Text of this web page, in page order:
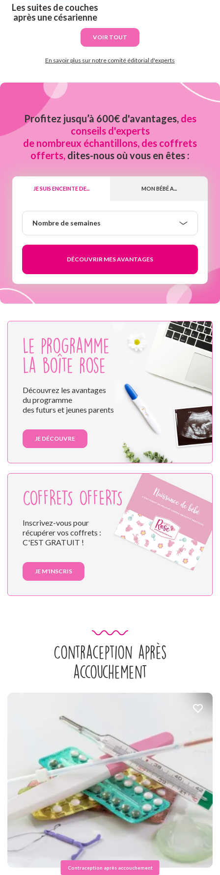
Les suites de couches
après une césarienne
VOIR TOUT
En savoir plus sur notre comité éditorial d'experts
Profitez jusqu’à 600€ d'avantages, des
conseils d'experts
de nombreux échantillons, des coffrets
offerts, dites-nous où vous en êtes :
JE SUIS ENCEINTE DE... MON BÉBÉ A...
semaines
Nombre de semaines
Le programme
la boîte rose
Découvrez les avantages
du programme
des futurs et jeunes parents
JE DÉCOUVRE
COFFRETS OFFERTS
Inscrivez-vous pour
récupérer vos coffrets :
C'EST GRATUIT !
JE M'INSCRIS
Contraception après
accouchement
Contraception après accouchement